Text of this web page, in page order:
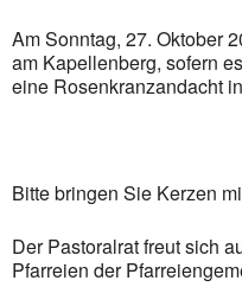
Am Sonntag, 27. Oktober
am Kapellenberg, sofern
eine Rosenkranzandacht
Bitte bringen Sie Kerzen
Der Pastoralrat freut sich
Pfarreien der